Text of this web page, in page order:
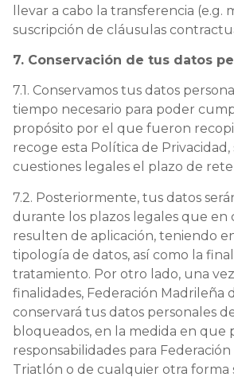
llevar a cabo la transferencia (e.g.
suscripción de cláusulas
7. Conservación de tus datos
7.1. Conservamos tus datos
tiempo necesario para poder
propósito por el que fueron
recoge esta Política de
cuestiones legales el plazo de
7.2. Posteriormente, tus datos
durante los plazos legales que en
resulten de aplicación, teniendo
tipología de datos, así como la
tratamiento. Por otro lado, una
finalidades, Federación Madrileña
conservará tus datos personales
bloqueados, en la medida en que
responsabilidades para
Triatlón o de cualquier otra forma